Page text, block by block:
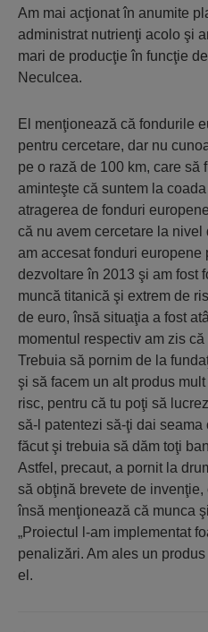
Am mai acţionat în anumite
administrat nutrienţi acolo şi
mari de producţie în funcţie
Neculcea.
El menţionează că fondurile
pentru cercetare, dar nu
pe o rază de 100 km, care să
aminteşte că suntem la
atragerea de fonduri
că nu avem cercetare la nivel
am accesat fonduri europene
dezvoltare în 2013 şi am fost
muncă titanică şi extrem de
de euro, însă situaţia a fost
momentul respectiv am zis
Trebuia să pornim de la
şi să facem un alt produs
risc, pentru că tu poţi să
să-l patentezi să-ţi dai
făcut şi trebuia să dăm toţi
Astfel, precaut, a pornit la
să obţină brevete de
însă menţionează că munca
„Proiectul l-am implementat
penalizări. Am ales un
el.